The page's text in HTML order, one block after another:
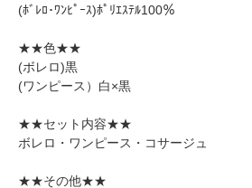
(ﾎﾞﾚﾛ･ﾜﾝﾋﾟｰｽ)ﾎﾟﾘｴｽﾃﾙ100％
★★色★★
(ボレロ)黒
(ワンピース）白×黒
★★セット内容★★
ボレロ・ワンピース・コサージュ
★★その他★★